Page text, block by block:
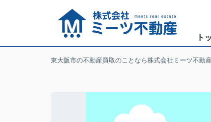
ト
東大阪市の不動産買取のことなら株式会社ミーツ不動産